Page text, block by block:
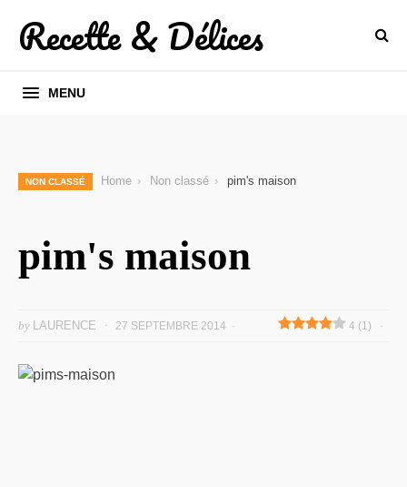
Recette & Délices
MENU
NON CLASSÉ Home Non classé pim's maison
pim's maison
by LAURENCE 27 SEPTEMBRE 2014 4 (1)